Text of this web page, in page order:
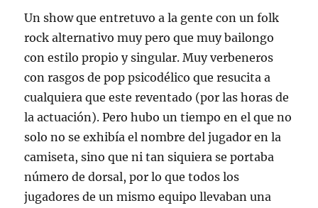
Un show que entretuvo a la gente con un folk
rock alternativo muy pero que muy bailongo
con estilo propio y singular. Muy verbeneros
con rasgos de pop psicodélico que resucita a
cualquiera que este reventado (por las horas de
la actuación). Pero hubo un tiempo en el que no
solo no se exhibía el nombre del jugador en la
camiseta, sino que ni tan siquiera se portaba
número de dorsal, por lo que todos los
jugadores de un mismo equipo llevaban una